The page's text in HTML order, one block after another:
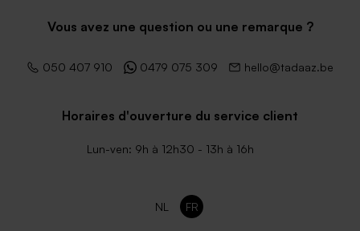
Vous avez une question ou une remarque ?
050 407 910 0479 075 309 hello@tadaaz.be
Horaires d'ouverture du service client
Lun-ven: 9h à 12h30 - 13h à 16h
NL FR